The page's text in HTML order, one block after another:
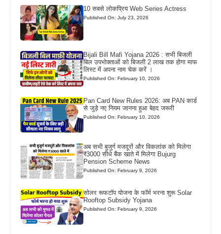
10 सबसे लोकप्रिय Web Series Actress
Published On: July 23, 2026
Bijali Bill Mafi Yojana 2026 : सभी बिजली
बिल उपभोक्ताओं को बिजली 2 लाख तक होगा माफ
लिस्ट में अपना नाम चेक करें ।
Published On: February 10, 2026
Pan Card New Rules 2026: अब PAN कार्ड
से जुड़े नए नियम जानना हुआ बेहद जरूरी
Published On: February 10, 2026
अब सभी बुजुर्ग मजदूरों और विकलांक को मिलेगा
₹3000 सीधे बैंक खाते में मिलेगा Bujurg
Pension Scheme News
Published On: February 9, 2026
सोलर रूफटॉप योजना के फॉर्म भरना शुरू Solar
Rooftop Subsidy Yojana
Published On: February 9, 2026